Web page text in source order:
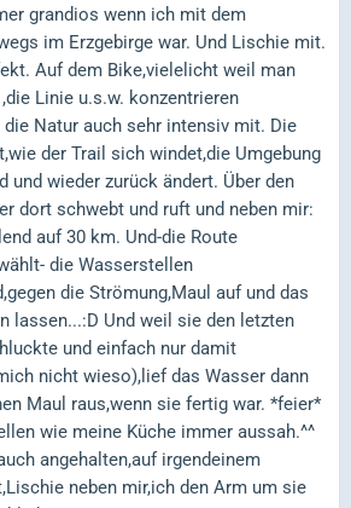
grandios wenn ich mit dem
im Erzgebirge war. Und Lischie mit.
Auf dem Bike,vielelicht weil man
Linie u.s.w. konzentrieren
Natur auch sehr intensiv mit. Die
der Trail sich windet,die Umgebung
und wieder zurück ändert. Über den
dort schwebt und ruft und neben mir:
auf 30 km. Und-die Route
die Wasserstellen
die Strömung,Maul auf und das
lassen...:D Und weil sie den letzten
und einfach nur damit
nicht wieso),lief das Wasser dann
Maul raus,wenn sie fertig war. *feier*
wie meine Küche immer aussah.^^
angehalten,auf irgendeinem
neben mir,ich den Arm um sie